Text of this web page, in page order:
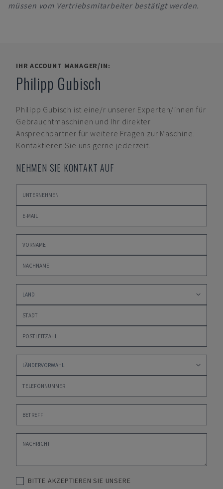
müssen vom Vertriebsmitarbeiter bestätigt werden.
IHR ACCOUNT MANAGER/IN:
Philipp Gubisch
Philipp Gubisch ist eine/r unserer Experten/innen für
Gebrauchtmaschinen und Ihr direkter
Ansprechpartner für weitere Fragen zur Maschine.
Kontaktieren Sie uns gerne jederzeit.
NEHMEN SIE KONTAKT AUF
BITTE AKZEPTIEREN SIE UNSERE